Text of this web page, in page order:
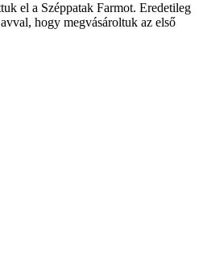
el a Széppatak Farmot. Eredetileg
hogy megvásároltuk az első